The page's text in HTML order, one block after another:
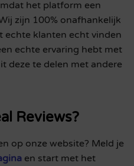
het platform een
zijn 100% onafhankelijk
echte klanten echt vinden
echte ervaring hebt met
deze te delen met andere
Reviews?
op onze website? Meld je
en start met het